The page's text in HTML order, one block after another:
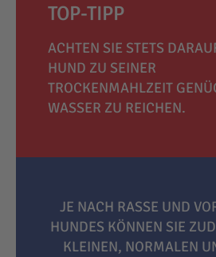
TOP-TIPP
ACHTEN SIE STETS
HUND ZU SEINER
TROCKENMAHLZEIT
WASSER ZU REICHEN.
JE NACH RASSE UND
HUNDES KÖNNEN SIE
KLEINEN, NORMALEN